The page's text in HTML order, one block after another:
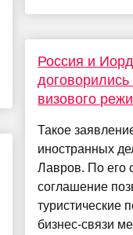
Россия и
визового
Такое
иностранных
Лавров. По его
соглашение
туристические
бизнес-связи